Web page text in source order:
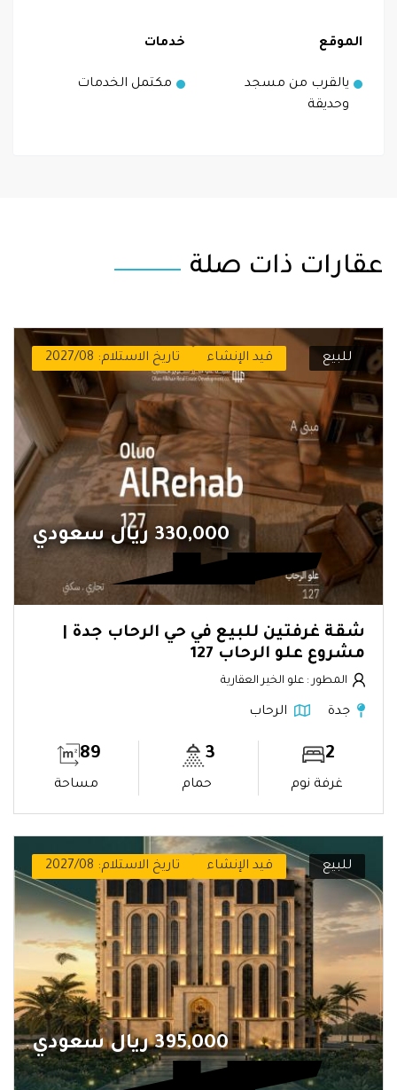
الموقع
يالقرب من مسجد
وحديقة
خدمات
مكتمل الخدمات
عقارات ذات صلة
للبيع قيد الإنشاء تاريخ الاستلام: 2027/08
330,000 ريال سعودي
شقة غرفتين للبيع في حي الرحاب جدة |
مشروع علو الرحاب 127
المطور : علو الخير العقارية
جدة الرحاب
2
غرفة نوم
3
حمام
89
مساحة
للبيع قيد الإنشاء تاريخ الاستلام: 2027/08
395,000 ريال سعودي